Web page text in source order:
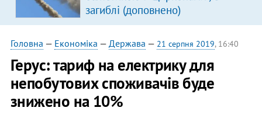
загиблі (доповнено)
Головна — Економіка — Держава — 21 серпня 2019, 16:40
Герус: тариф на електрику для
непобутових споживачів буде
знижено на 10%